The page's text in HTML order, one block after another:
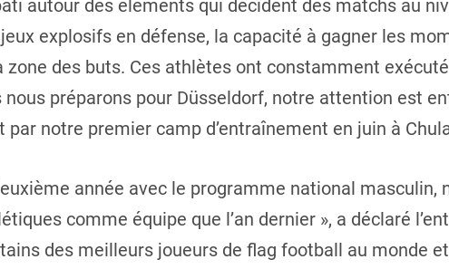
autour des éléments qui décident des matchs au
explosifs en défense, la capacité à gagner les
zone des buts. Ces athlètes ont constamment
préparons pour Düsseldorf, notre attention est
notre premier camp d’entraînement en juin à
année avec le programme national masculin,
comme équipe que l’an dernier », a déclaré
des meilleurs joueurs de flag football au monde